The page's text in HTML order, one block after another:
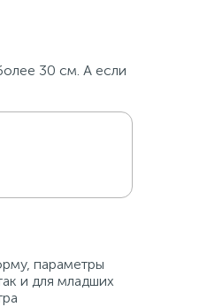
30 см. А если
параметры
и для младших